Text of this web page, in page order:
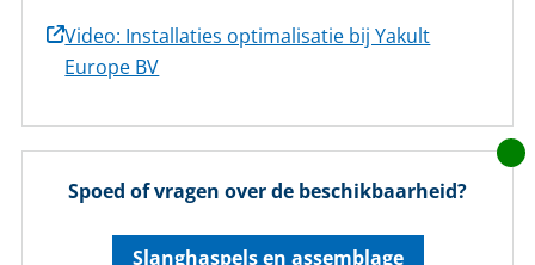
Video: Installaties optimalisatie bij Yakult
Europe BV
Spoed of vragen over de beschikbaarheid?
Slanghaspels en assemblage